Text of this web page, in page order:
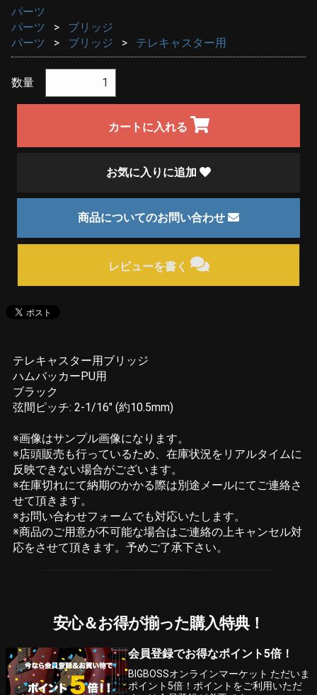
パーツ
パーツ
ブリッジ
パーツ
ブリッジ テレキャスター用
数量
カートに入れる
お気に入りに追加
商品についてのお問い合わせ
レビューを書く
テレキャスター用ブリッジ
ハムバッカーPU用
ブラック
弦間ピッチ: 2-1/16" (約10.5mm)
※画像はサンプル画像になります。
※店頭販売も行っているため、在庫状況をリアルタイムに
反映できない場合がございます。
※在庫切れにて納期のかかる際は別途メールにてご連絡さ
せて頂きます。
※お問い合わせフォームでも対応いたします。
※商品のご用意が不可能な場合はご連絡の上キャンセル対
応をさせて頂きます。予めご了承下さい。
安心＆お得が揃った購入特典！
会員登録でお得なポイント5倍！
BIGBOSSオンラインマーケット ただいま
ポイント5倍！ポイントをご利用いただ